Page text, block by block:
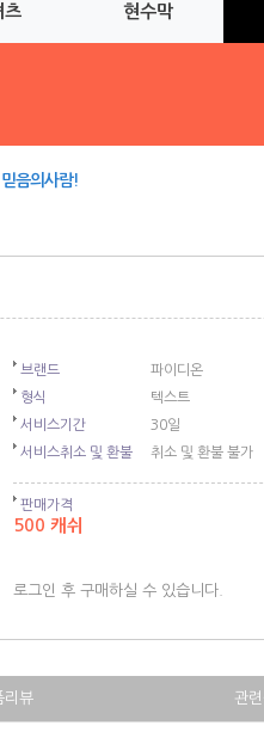
츠 현수막
음의사람!
브랜드
파이디온
형식
텍스트
서비스기간
30일
서비스취소 및 환불
취소 및 환불 불가
판매가격
500 캐쉬
로그인 후 구매하실 수 있습니다.
리뷰 관